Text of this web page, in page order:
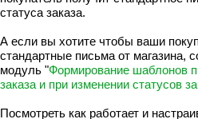
статуса заказа.
А если вы хотите чтобы ваши
стандартные письма от магазина,
модуль "Формирование шаблонов
заказа и при изменении статусов
Посмотреть как работает и